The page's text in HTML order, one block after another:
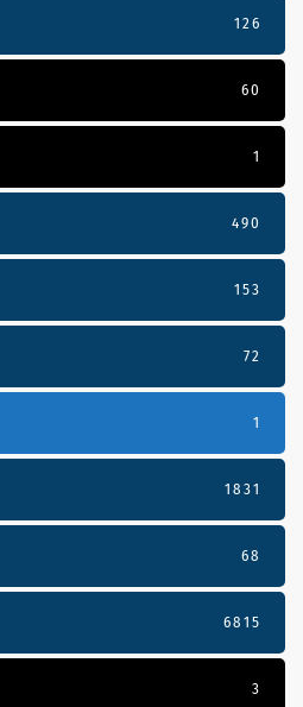
126
60
1
490
153
72
1
1831
68
6815
3